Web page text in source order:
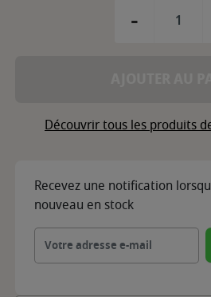
-
Découvrir tous les produits
Recevez une notification
nouveau en stock